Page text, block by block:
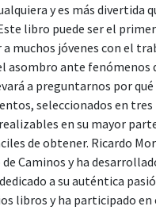
y es más divertida
libro puede ser el
muchos jóvenes con el
asombro ante fenómenos
a preguntarnos por
seleccionados en tres
en su mayor
de obtener. Ricardo
Caminos y ha
a su auténtica
libros y ha participado